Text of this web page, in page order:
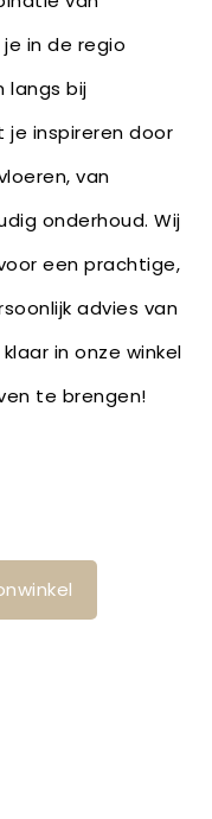
in de regio
langs bij
je inspireren door
van
onderhoud. Wij
een prachtige,
advies van
in onze winkel
te brengen!